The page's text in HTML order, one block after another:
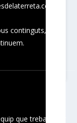
continguts,
que treballa per